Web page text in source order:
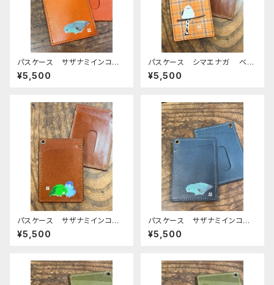
パスケース サザナミインコ
ブルー REDBROWN レッド
ブラウン さざなみいんこ 栃
¥5,500
パスケース シマエナガ ベー
ジュタータンチェック ブラウ
ン 栃木レザー しまえなが
¥5,500
パスケース サザナミインコ 2
羽 ノーマル コバルト ブラウ
ン Brown さざなみいんこ
¥5,500
パスケース サザナミインコ
ブルー さざなみいんこ ネイ
ビー 栃木レザー
¥5,500